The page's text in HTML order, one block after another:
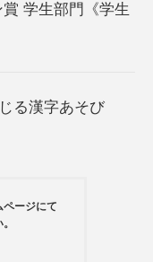
学生部門《学生
る漢字あそび
ページにて